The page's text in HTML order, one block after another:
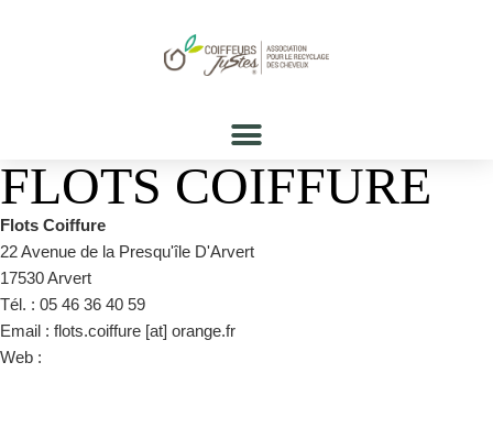
FLOTS COIFFURE
Flots Coiffure
22 Avenue de la Presqu'île D'Arvert
17530 Arvert
Tél. : 05 46 36 40 59
Email : flots.coiffure [at] orange.fr
Web :